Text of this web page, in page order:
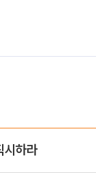
시하라